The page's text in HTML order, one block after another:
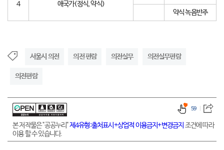
4 애국가(정식, 약식)
약식 녹음반주
서울시 의전 의전 편람 의전실무 의전실무편람
의전편람
본 저작물은 "공공누리"제4유형:출처표시+상업적 이용금지+변경금지 조건에 따라
이용 할 수 있습니다.
59